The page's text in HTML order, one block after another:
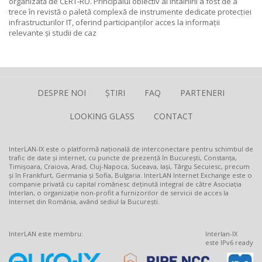
trece în revistă o paletă complexă de instrumente dedicate protecției
infrastructurilor IT, oferind participanților acces la informații
relevante și studii de caz
DESPRE NOI ȘTIRI FAQ PARTENERI
LOOKING GLASS CONTACT
InterLAN-IX este o platformă națională de interconectare pentru schimbul de
trafic de date și internet, cu puncte de prezență în București, Constanța,
Timișoara, Craiova, Arad, Cluj-Napoca, Suceava, Iași, Târgu Secuiesc, precum
și în Frankfurt, Germania și Sofia, Bulgaria. InterLAN Internet Exchange este o
companie privată cu capital românesc deținută integral de către Asociația
Interlan, o organizație non-profit a furnizorilor de servicii de acces la
Internet din România, având sediul la București.
InterLAN este membru:
Interlan-IX
este IPv6 ready